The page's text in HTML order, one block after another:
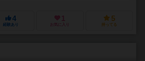
4
経験あり
1
お気に入り
5
持ってる